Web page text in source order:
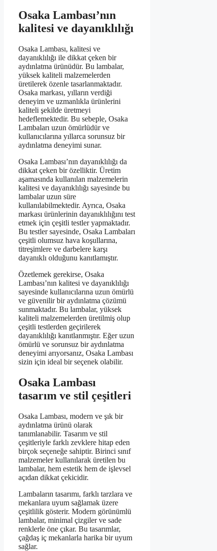
Osaka Lambası’nın
kalitesi ve dayanıklılığı
Osaka Lambası, kalitesi ve
dayanıklılığı ile dikkat çeken bir
aydınlatma ürünüdür. Bu lambalar,
yüksek kaliteli malzemelerden
üretilerek özenle tasarlanmaktadır.
Osaka markası, yılların verdiği
deneyim ve uzmanlıkla ürünlerini
kaliteli şekilde üretmeyi
hedeflemektedir. Bu sebeple, Osaka
Lambaları uzun ömürlüdür ve
kullanıcılarına yıllarca sorunsuz bir
aydınlatma deneyimi sunar.
Osaka Lambası’nın dayanıklılığı da
dikkat çeken bir özelliktir. Üretim
aşamasında kullanılan malzemelerin
kalitesi ve dayanıklılığı sayesinde bu
lambalar uzun süre
kullanılabilmektedir. Ayrıca, Osaka
markası ürünlerinin dayanıklılığını test
etmek için çeşitli testler yapmaktadır.
Bu testler sayesinde, Osaka Lambaları
çeşitli olumsuz hava koşullarına,
titreşimlere ve darbelere karşı
dayanıklı olduğunu kanıtlamıştır.
Özetlemek gerekirse, Osaka
Lambası’nın kalitesi ve dayanıklılığı
sayesinde kullanıcılarına uzun ömürlü
ve güvenilir bir aydınlatma çözümü
sunmaktadır. Bu lambalar, yüksek
kaliteli malzemelerden üretilmiş olup
çeşitli testlerden geçirilerek
dayanıklılığı kanıtlanmıştır. Eğer uzun
ömürlü ve sorunsuz bir aydınlatma
deneyimi arıyorsanız, Osaka Lambası
sizin için ideal bir seçenek olabilir.
Osaka Lambası
tasarım ve stil çeşitleri
Osaka Lambası, modern ve şık bir
aydınlatma ürünü olarak
tanımlanabilir. Tasarım ve stil
çeşitleriyle farklı zevklere hitap eden
birçok seçeneğe sahiptir. Birinci sınıf
malzemeler kullanılarak üretilen bu
lambalar, hem estetik hem de işlevsel
açıdan dikkat çekicidir.
Lambaların tasarımı, farklı tarzlara ve
mekanlara uyum sağlamak üzere
çeşitlilik gösterir. Modern görünümlü
lambalar, minimal çizgiler ve sade
renklerle öne çıkar. Bu tasarımlar,
çağdaş iç mekanlarla harika bir uyum
sağlar.